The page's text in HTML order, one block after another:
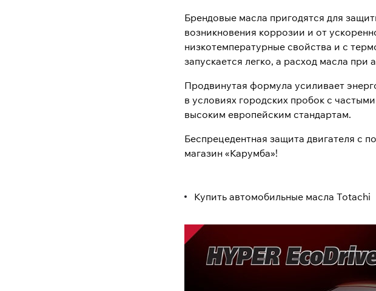
Брендовые масла пригодятся для
возникновения коррозии и от
низкотемпературные свойства и с
запускается легко, а расход масла
Продвинутая формула усиливает
в условиях городских пробок с
высоким европейским стандартам.
Беспрецедентная защита двигателя с
магазин «Карумба»!
Купить автомобильные масла Totachi